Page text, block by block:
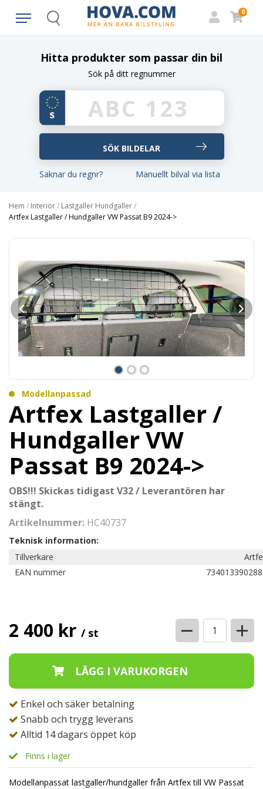
Search
0
Hitta produkter som passar din bil
Sök på ditt regnummer
Saknar du regnr? Manuellt bilval via lista
Hem / Interiör/ Lastgaller Hundgaller/
Artfex Lastgaller / Hundgaller VW Passat B9 2024->
Modellanpassad
Artfex Lastgaller /
Hundgaller VW
Passat B9 2024->
OBS!!! Skickas tidigast V32 / Leverantören har
stängt.
Artikelnummer: HC40737
Teknisk information:
Tillverkare
EAN nummer
2 400 kr / st − +
Enkel och säker betalning
Snabb och trygg leverans
Alltid 14 dagars öppet köp
Finns i lager
Modellanpassat lastgaller/hundgaller från Artfex till VW Passat